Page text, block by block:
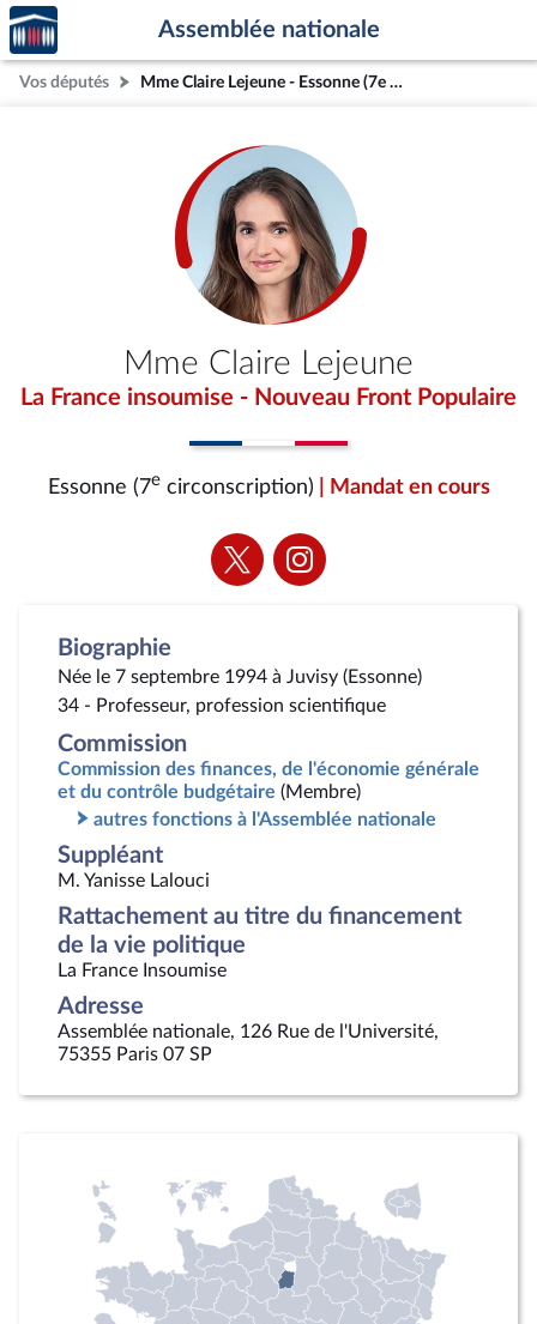
Aller au contenu
Aller en bas de la page
Accèder
à la
page
d'accueil
Assemblée nationale
Vos députés Mme Claire Lejeune - Essonne (7e circonscription)
Mme Claire Lejeune
La France insoumise - Nouveau Front Populaire
Essonne (7ecirconscription) | Mandat en cours
Voir
la
Voir
la
Biographie
Née le 7 septembre 1994 à Juvisy (Essonne)
34 - Professeur, profession scientifique
Commission
Commission des finances, de l'économie générale
et du contrôle budgétaire (Membre)
autres fonctions à l'Assemblée nationale
Suppléant
M. Yanisse Lalouci
Rattachement au titre du financement
de la vie politique
La France Insoumise
Adresse
Assemblée nationale, 126 Rue de l'Université,
75355 Paris 07 SP